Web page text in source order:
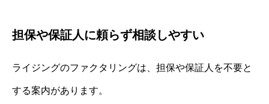
担保や保証人に頼らず相談しやすい
ライジングのファクタリングは、担保や保証人を不要と
する案内があります。